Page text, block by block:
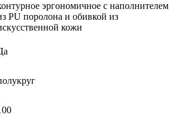
эргономичное с наполнителем
PU поролона и обивкой из
кожи